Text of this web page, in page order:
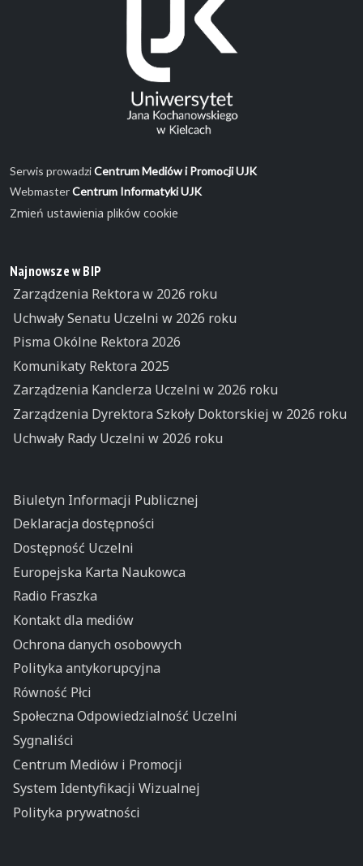
Serwis prowadziCentrum Mediów i Promocji UJK
WebmasterCentrum Informatyki UJK
Zmień ustawienia plików cookie
Najnowsze w BIP
Zarządzenia Rektora w 2026 roku
Uchwały Senatu Uczelni w 2026 roku
Pisma Okólne Rektora 2026
Komunikaty Rektora 2025
Zarządzenia Kanclerza Uczelni w 2026 roku
Zarządzenia Dyrektora Szkoły Doktorskiej w 2026 roku
Uchwały Rady Uczelni w 2026 roku
Biuletyn Informacji Publicznej
Deklaracja dostępności
Dostępność Uczelni
Europejska Karta Naukowca
Radio Fraszka
Kontakt dla mediów
Ochrona danych osobowych
Polityka antykorupcyjna
Równość Płci
Społeczna Odpowiedzialność Uczelni
Sygnaliści
Centrum Mediów i Promocji
System Identyfikacji Wizualnej
Polityka prywatności